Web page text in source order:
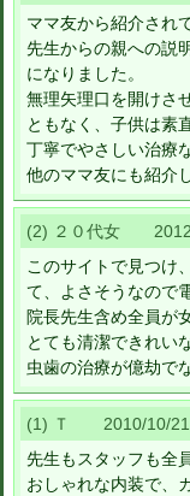
ママ友から紹介され
先生からの親への説
になりました。
無理矢理口を開けさ
ともなく、子供は素
丁寧でやさしい治療
他のママ友にも紹介
(2) ２０代女
このサイトで見つけ
て、よさそうなので
院長先生含め全員が
とても清潔できれい
虫歯の治療が億劫で
(1) Ｔ 2010/10/
先生もスタッフも全
おしゃれな内装で、